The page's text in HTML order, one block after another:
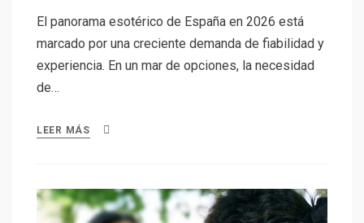
El panorama esotérico de España en 2026 está
marcado por una creciente demanda de fiabilidad y
experiencia. En un mar de opciones, la necesidad
de…
LEER MÁS